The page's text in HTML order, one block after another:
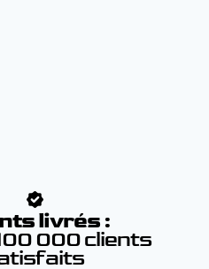
livrés :
000 clients